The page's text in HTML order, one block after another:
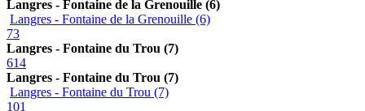
Langres - Fontaine de la Grenouille (6)
Langres - Fontaine de la Grenouille (6)
73
Langres - Fontaine du Trou (7)
614
Langres - Fontaine du Trou (7)
Langres - Fontaine du Trou (7)
101